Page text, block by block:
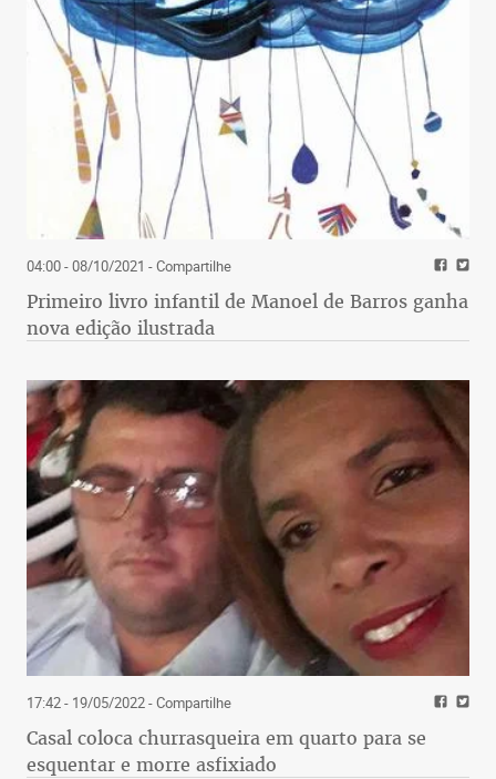
04:00 - 08/10/2021 - Compartilhe
Primeiro livro infantil de Manoel de Barros ganha
nova edição ilustrada
17:42 - 19/05/2022- Compartilhe
Casal coloca churrasqueira em quarto para se
esquentar e morre asfixiado